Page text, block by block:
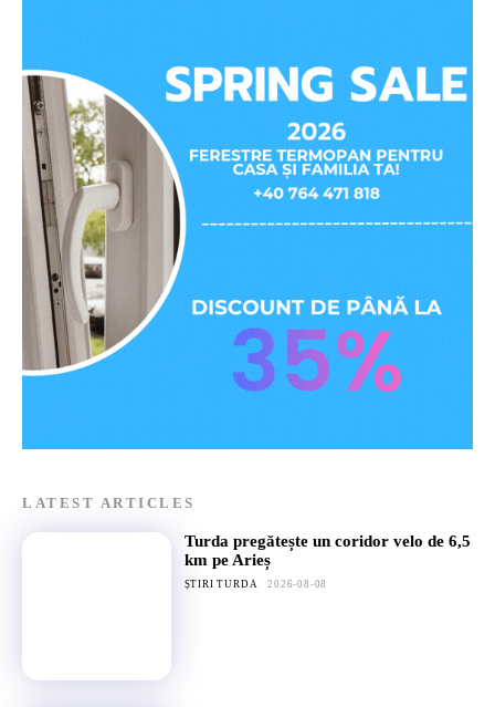
LATEST ARTICLES
Turda pregătește un coridor velo de 6,5
km pe Arieș
ȘTIRI TURDA 2026-08-08